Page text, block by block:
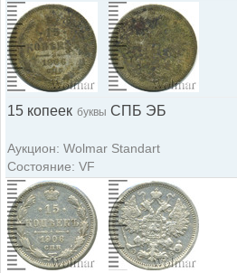
15 копеек буквы СПБ ЭБ
Аукцион: Wolmar Standart
Состояние: VF